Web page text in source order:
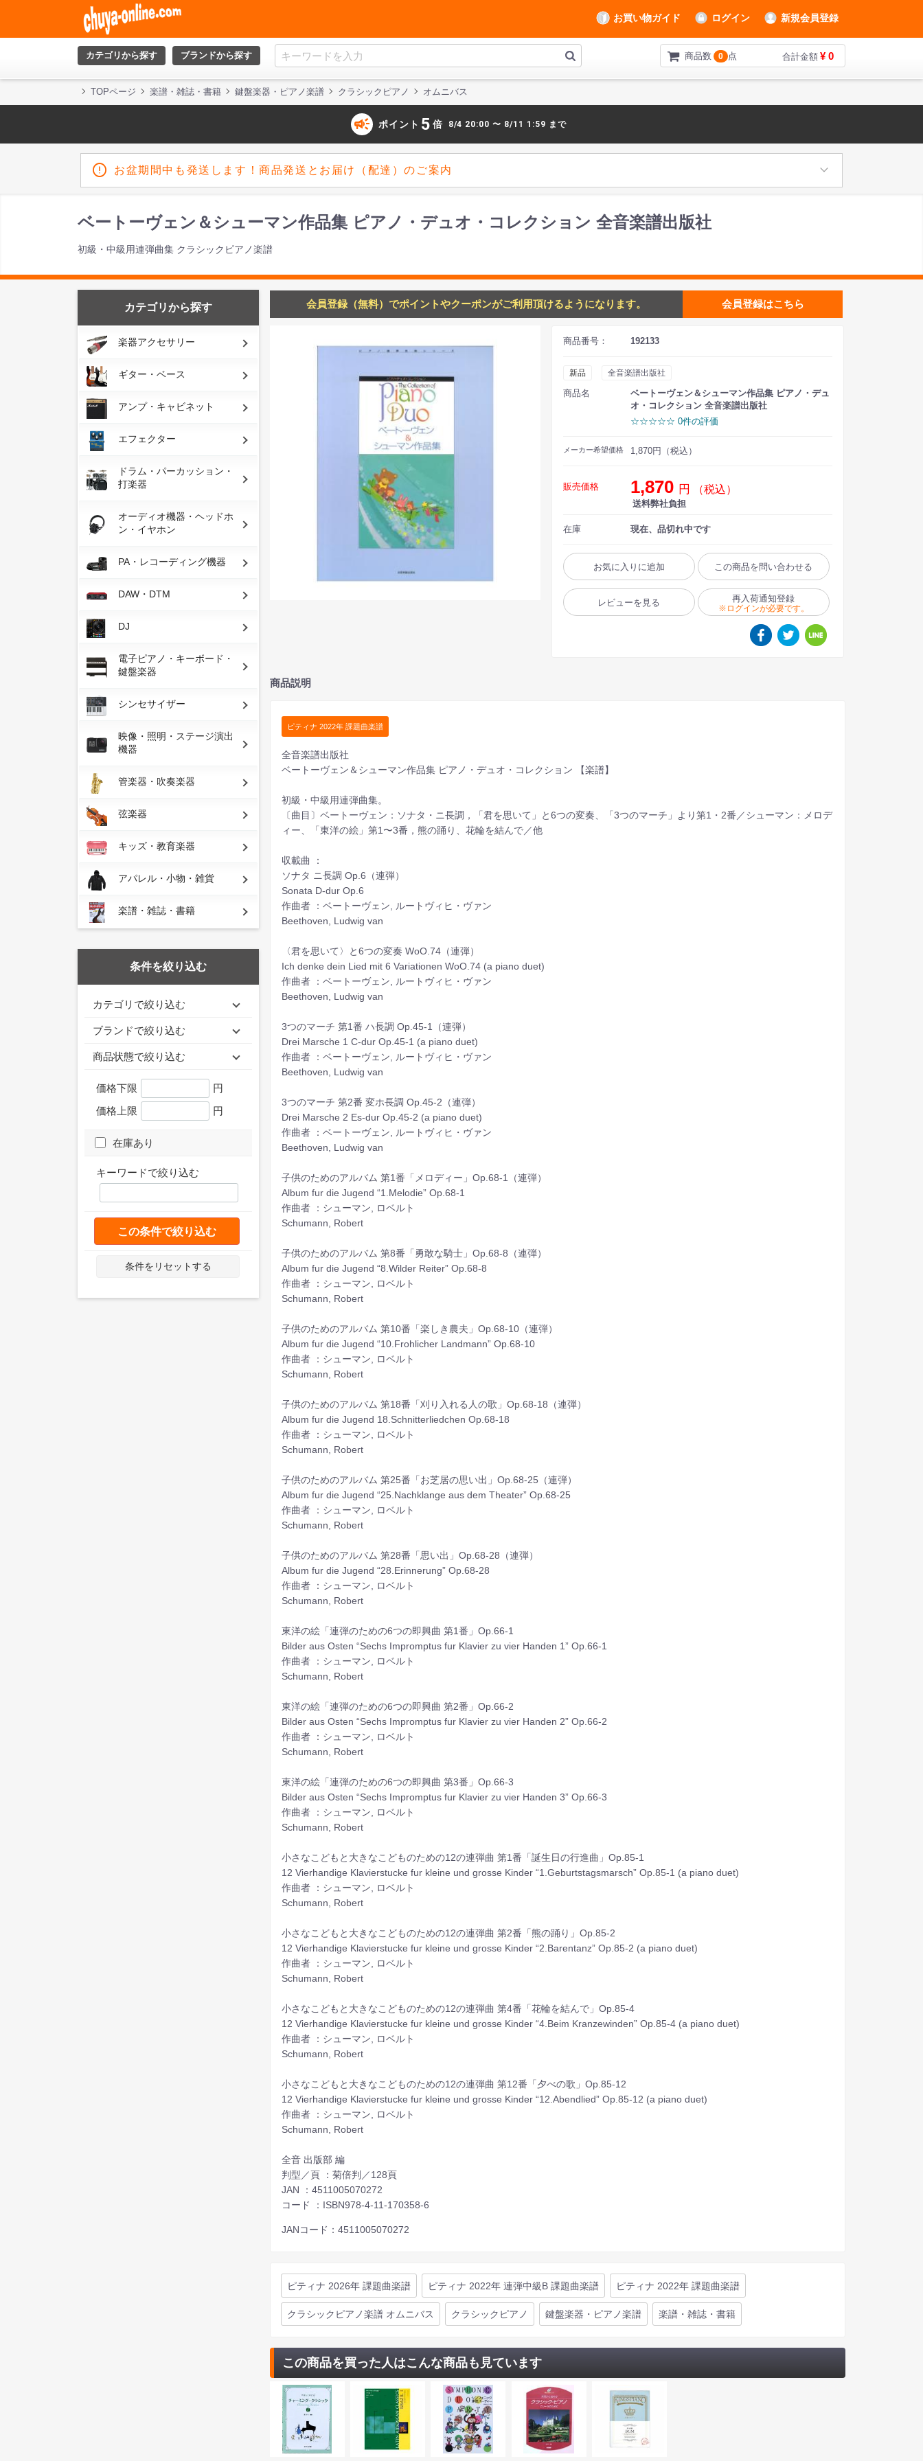
お買い物ガイド ログイン 新規会員登録
カテゴリから探す ブランドから探す 商品数 0 点 合計金額 ¥ 0
TOPページ 楽譜・雑誌・書籍 鍵盤楽器・ピアノ楽譜 クラシックピアノ オムニバス
campaign ポイント 5 倍 8/4 20:00 〜 8/11 1:59 まで
お盆期間中も発送します！商品発送とお届け（配達）のご案内
ベートーヴェン＆シューマン作品集 ピアノ・デュオ・コレクション 全音楽譜出版社
初級・中級用連弾曲集 クラシックピアノ楽譜
カテゴリから探す
楽器アクセサリー
ギター・ベース
アンプ・キャビネット
エフェクター
ドラム・パーカッション・
打楽器
オーディオ機器・ヘッドホ
ン・イヤホン
PA・レコーディング機器
DAW・DTM
DJ
電子ピアノ・キーボード・
鍵盤楽器
シンセサイザー
映像・照明・ステージ演出
機器
管楽器・吹奏楽器
弦楽器
キッズ・教育楽器
アパレル・小物・雑貨
楽譜・雑誌・書籍
条件を絞り込む
カテゴリで絞り込む
ブランドで絞り込む
商品状態で絞り込む
価格下限
円
価格上限
円
在庫あり
キーワードで絞り込む
この条件で絞り込む
条件をリセットする
会員登録（無料）でポイントやクーポンがご利用頂けるようになります。 会員登録はこちら
商品番号： 192133
新品 全音楽譜出版社
商品名
ベートーヴェン＆シューマン作品集 ピアノ・デュ
オ・コレクション 全音楽譜出版社
☆☆☆☆☆ 0件の評価
メーカー希望価格 1,870円（税込）
販売価格 1,870 円 （税込）
送料弊社負担
在庫 現在、品切れ中です
お気に入りに追加 この商品を問い合わせる
レビューを見る 再入荷通知登録
※ログインが必要です。
商品説明
ピティナ 2022年 課題曲楽譜
全音楽譜出版社
ベートーヴェン＆シューマン作品集 ピアノ・デュオ・コレクション 【楽譜】
初級・中級用連弾曲集。
〔曲目〕ベートーヴェン：ソナタ・ニ長調，「君を思いて」と6つの変奏、「3つのマーチ」より第1・2番／シューマン：メロデ
ィー、「東洋の絵」第1〜3番，熊の踊り、花輪を結んで／他
収載曲 ：
ソナタ ニ長調 Op.6（連弾）
Sonata D-dur Op.6
作曲者 ：ベートーヴェン, ルートヴィヒ・ヴァン
Beethoven, Ludwig van
〈君を思いて〉と6つの変奏 WoO.74（連弾）
Ich denke dein Lied mit 6 Variationen WoO.74 (a piano duet)
作曲者 ：ベートーヴェン, ルートヴィヒ・ヴァン
Beethoven, Ludwig van
3つのマーチ 第1番 ハ長調 Op.45-1（連弾）
Drei Marsche 1 C-dur Op.45-1 (a piano duet)
作曲者 ：ベートーヴェン, ルートヴィヒ・ヴァン
Beethoven, Ludwig van
3つのマーチ 第2番 変ホ長調 Op.45-2（連弾）
Drei Marsche 2 Es-dur Op.45-2 (a piano duet)
作曲者 ：ベートーヴェン, ルートヴィヒ・ヴァン
Beethoven, Ludwig van
子供のためのアルバム 第1番「メロディー」Op.68-1（連弾）
Album fur die Jugend “1.Melodie” Op.68-1
作曲者 ：シューマン, ロベルト
Schumann, Robert
子供のためのアルバム 第8番「勇敢な騎士」Op.68-8（連弾）
Album fur die Jugend “8.Wilder Reiter” Op.68-8
作曲者 ：シューマン, ロベルト
Schumann, Robert
子供のためのアルバム 第10番「楽しき農夫」Op.68-10（連弾）
Album fur die Jugend “10.Frohlicher Landmann” Op.68-10
作曲者 ：シューマン, ロベルト
Schumann, Robert
子供のためのアルバム 第18番「刈り入れる人の歌」Op.68-18（連弾）
Album fur die Jugend 18.Schnitterliedchen Op.68-18
作曲者 ：シューマン, ロベルト
Schumann, Robert
子供のためのアルバム 第25番「お芝居の思い出」Op.68-25（連弾）
Album fur die Jugend “25.Nachklange aus dem Theater” Op.68-25
作曲者 ：シューマン, ロベルト
Schumann, Robert
子供のためのアルバム 第28番「思い出」Op.68-28（連弾）
Album fur die Jugend “28.Erinnerung” Op.68-28
作曲者 ：シューマン, ロベルト
Schumann, Robert
東洋の絵「連弾のための6つの即興曲 第1番」Op.66-1
Bilder aus Osten “Sechs Impromptus fur Klavier zu vier Handen 1” Op.66-1
作曲者 ：シューマン, ロベルト
Schumann, Robert
東洋の絵「連弾のための6つの即興曲 第2番」Op.66-2
Bilder aus Osten “Sechs Impromptus fur Klavier zu vier Handen 2” Op.66-2
作曲者 ：シューマン, ロベルト
Schumann, Robert
東洋の絵「連弾のための6つの即興曲 第3番」Op.66-3
Bilder aus Osten “Sechs Impromptus fur Klavier zu vier Handen 3” Op.66-3
作曲者 ：シューマン, ロベルト
Schumann, Robert
小さなこどもと大きなこどものための12の連弾曲 第1番「誕生日の行進曲」Op.85-1
12 Vierhandige Klavierstucke fur kleine und grosse Kinder “1.Geburtstagsmarsch” Op.85-1 (a piano duet)
作曲者 ：シューマン, ロベルト
Schumann, Robert
小さなこどもと大きなこどものための12の連弾曲 第2番「熊の踊り」Op.85-2
12 Vierhandige Klavierstucke fur kleine und grosse Kinder “2.Barentanz” Op.85-2 (a piano duet)
作曲者 ：シューマン, ロベルト
Schumann, Robert
小さなこどもと大きなこどものための12の連弾曲 第4番「花輪を結んで」Op.85-4
12 Vierhandige Klavierstucke fur kleine und grosse Kinder “4.Beim Kranzewinden” Op.85-4 (a piano duet)
作曲者 ：シューマン, ロベルト
Schumann, Robert
小さなこどもと大きなこどものための12の連弾曲 第12番「夕べの歌」Op.85-12
12 Vierhandige Klavierstucke fur kleine und grosse Kinder “12.Abendlied” Op.85-12 (a piano duet)
作曲者 ：シューマン, ロベルト
Schumann, Robert
全音 出版部 編
判型／頁 ：菊倍判／128頁
JAN ：4511005070272
コード ：ISBN978-4-11-170358-6
JANコード：4511005070272
ピティナ 2026年 課題曲楽譜 ピティナ 2022年 連弾中級B 課題曲楽譜 ピティナ 2022年 課題曲楽譜
クラシックピアノ楽譜 オムニバス クラシックピアノ 鍵盤楽器・ピアノ楽譜 楽譜・雑誌・書籍
この商品を買った人はこんな商品も見ています